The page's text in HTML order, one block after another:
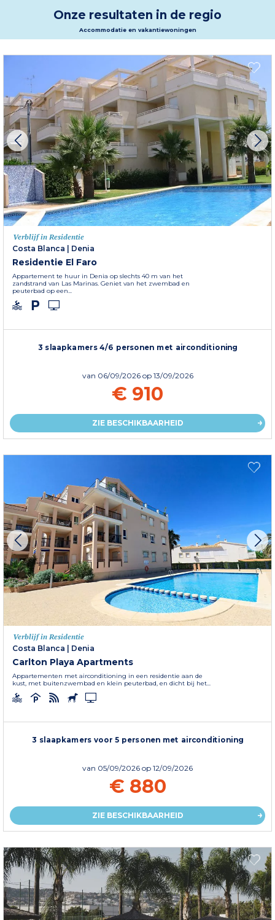
Santa Teresa en de levendige jachthaven bezoeken. Voor een geslaagde
vakantie met vrienden of familie, boekt u uw verblijf in El Campello
Onze resultaten in de regio
Accommodatie en vakantiewoningen
Verblijf in Residentie
Costa Blanca
Denia
Residentie El Faro
Appartement te huur in Denia op slechts 40 m van het
zandstrand van Las Marinas. Geniet van het zwembad en
peuterbad op een...
3 slaapkamers 4/6 personen met airconditioning
van 06/09/2026 op 13/09/2026
€ 910
ZIE BESCHIKBAARHEID
Verblijf in Residentie
Costa Blanca
Denia
Carlton Playa Apartments
Appartementen met airconditioning in een residentie aan de
kust, met buitenzwembad en klein peuterbad, en dicht bij het...
3 slaapkamers voor 5 personen met airconditioning
van 05/09/2026 op 12/09/2026
€ 880
ZIE BESCHIKBAARHEID